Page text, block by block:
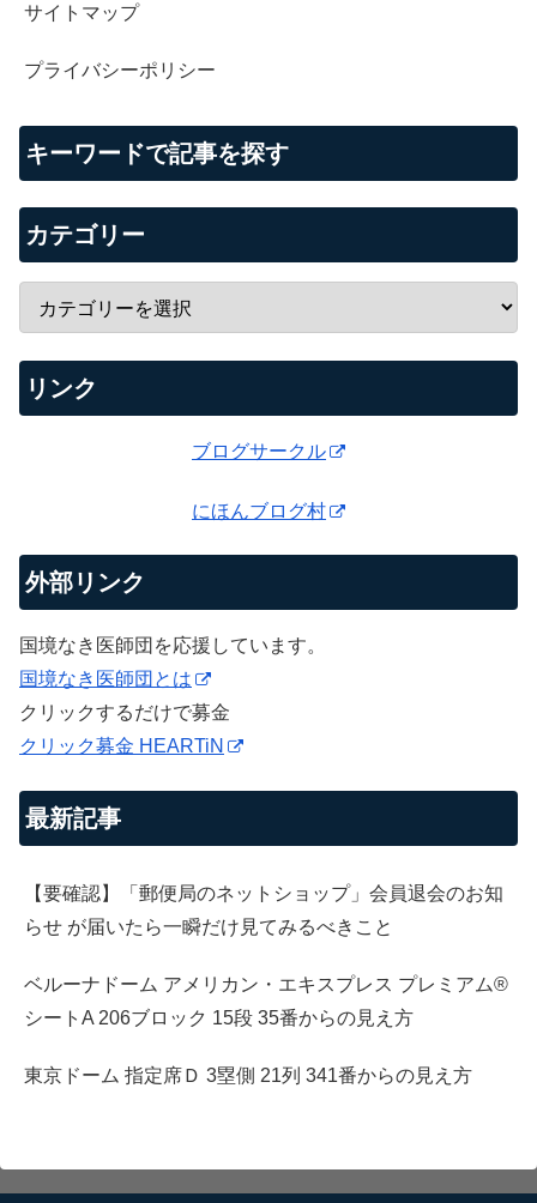
サイトマップ
プライバシーポリシー
キーワードで記事を探す
カテゴリー
リンク
ブログサークル
にほんブログ村
外部リンク
国境なき医師団を応援しています。
国境なき医師団とは
クリックするだけで募金
クリック募金 HEARTiN
最新記事
【要確認】「郵便局のネットショップ」会員退会のお知
らせ が届いたら一瞬だけ見てみるべきこと
ベルーナドーム アメリカン・エキスプレス プレミアム®
シートA 206ブロック 15段 35番からの見え方
東京ドーム 指定席Ｄ 3塁側 21列 341番からの見え方